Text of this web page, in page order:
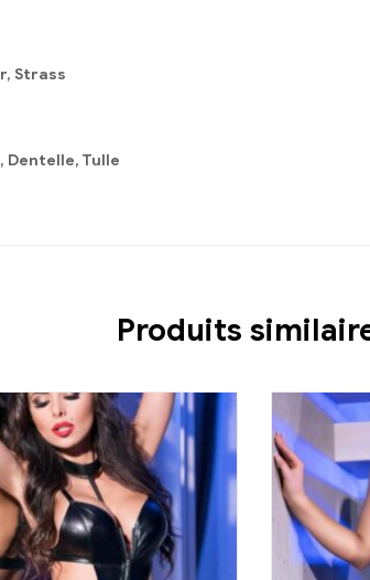
Strass
Dentelle, Tulle
Produits